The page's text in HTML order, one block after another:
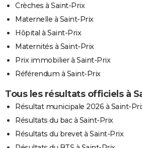
Crèches à Saint-Prix
Maternelle à Saint-Prix
Hôpital à Saint-Prix
Maternités à Saint-Prix
Prix immobilier à Saint-Prix
Référendum à Saint-Prix
Tous les résultats officiels à
Résultat municipale 2026 à Saint-
Résultats du bac à Saint-Prix
Résultats du brevet à Saint-Prix